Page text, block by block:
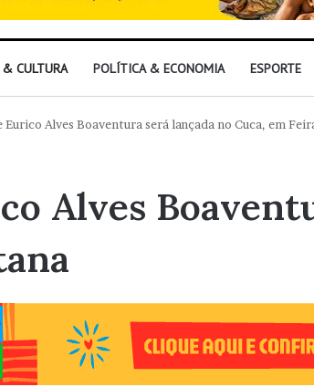
CULTURA POLÍTICA & ECONOMIA ESPORTE
Eurico Alves Boaventura será lançada no Cuca, em
Alves